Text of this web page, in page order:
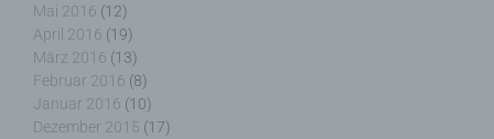
Mai 2016 (12)
April 2016 (19)
März 2016 (13)
Februar 2016 (8)
Januar 2016 (10)
Dezember 2015 (17)
k) Einwilligung
Einwilligung ist jede von der betroffenen Person
freiwillig für den bestimmten Fall in informierter
Weise und unmissverständlich abgegebene